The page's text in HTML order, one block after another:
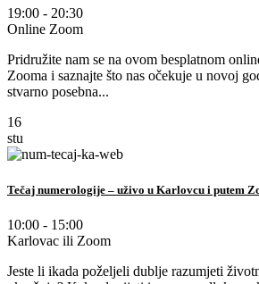
19:00 - 20:30
Online Zoom
Pridružite nam se na ovom besplatnom
Zooma i saznajte što nas očekuje u novoj
stvarno posebna...
16
stu
Tečaj numerologije – uživo u Karlovcu i putem
10:00 - 15:00
Karlovac ili Zoom
Jeste li ikada poželjeli dublje razumjeti